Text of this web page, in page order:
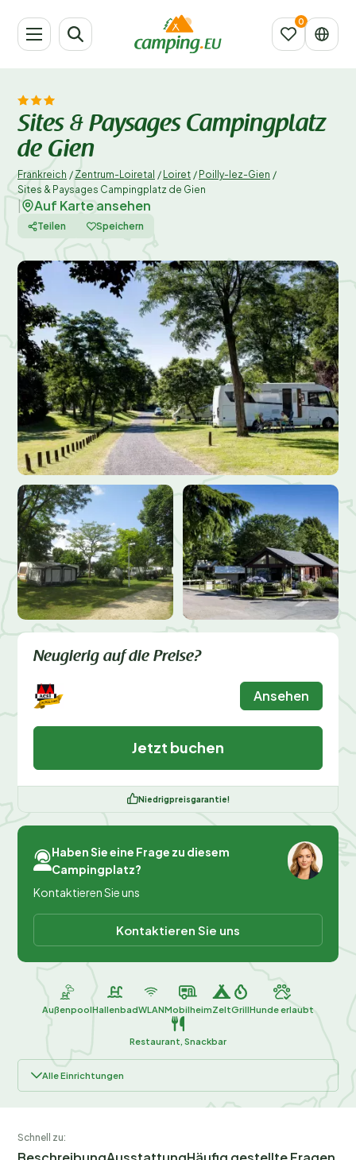
Sites & Paysages Campingplatz
de Gien
Frankreich / Zentrum-Loiretal / Loiret / Poilly-lez-Gien /
Sites & Paysages Campingplatz de Gien
Auf Karte ansehen
Teilen Speichern
Neugierig auf die Preise?
Ansehen
Jetzt buchen
Niedrigpreisgarantie!
Haben Sie eine Frage zu diesem
Campingplatz?
Kontaktieren Sie uns
Kontaktieren Sie uns
AußenpoolHallenbadWLANMobilheimZeltGrillHunde erlaubt
Restaurant, Snackbar
Alle Einrichtungen
Schnell zu: